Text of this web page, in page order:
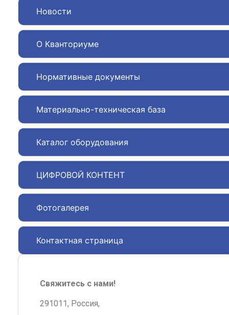
Новости
О Кванториуме
Нормативные документы
Материально-техническая база
Каталог оборудования
ЦИФРОВОЙ КОНТЕНТ
Фотогалерея
Контактная страница
Свяжитесь с нами!
291011, Россия,